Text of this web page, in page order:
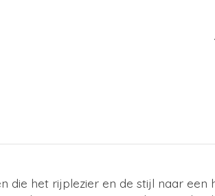
die het rijplezier en de stijl naar